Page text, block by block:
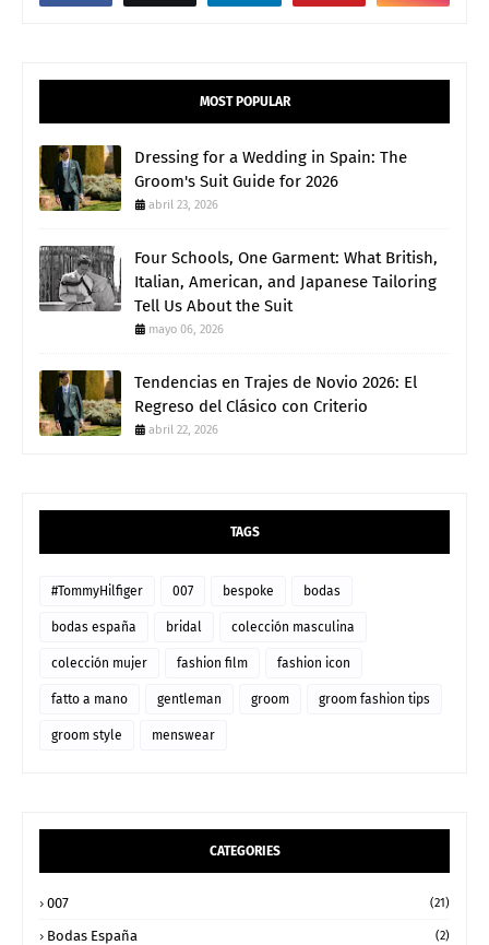
MOST POPULAR
Dressing for a Wedding in Spain: The
Groom's Suit Guide for 2026
abril 23, 2026
Four Schools, One Garment: What British,
Italian, American, and Japanese Tailoring
Tell Us About the Suit
mayo 06, 2026
Tendencias en Trajes de Novio 2026: El
Regreso del Clásico con Criterio
abril 22, 2026
TAGS
#TommyHilfiger 007 bespoke bodas
bodas españa bridal colección masculina
colección mujer fashion film fashion icon
fatto a mano gentleman groom groom fashion tips
groom style menswear
CATEGORIES
007 (21)
Bodas España (2)